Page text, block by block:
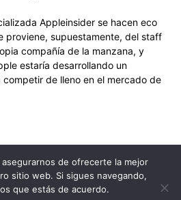
Appleinsider se hacen eco
proviene, supuestamente, del staff
compañía de la manzana, y
estaría desarrollando un
de lleno en el mercado de
SL |
asegurarnos de ofrecerte la mejor
sitio web. Si sigues navegando,
que estás de acuerdo.